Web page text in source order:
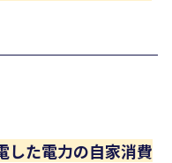
した電力の自家消費